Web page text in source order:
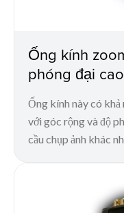
Ống kính
phóng đại cao
Ống kính này có
với góc rộng và độ
cầu chụp ảnh khác